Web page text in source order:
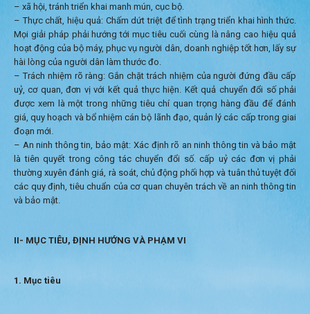
– xã hội, tránh triển khai manh mún, cục bộ.
– Thực chất, hiệu quả: Chấm dứt triệt để tình trạng triển khai hình thức.
Mọi giải pháp phải hướng tới mục tiêu cuối cùng là nâng cao hiệu quả
hoạt động của bộ máy, phục vụ người dân, doanh nghiệp tốt hơn, lấy sự
hài lòng của người dân làm thước đo.
– Trách nhiệm rõ ràng: Gắn chặt trách nhiệm của người đứng đầu cấp
uỷ, cơ quan, đơn vị với kết quả thực hiện. Kết quả chuyển đổi số phải
được xem là một trong những tiêu chí quan trọng hàng đầu để đánh
giá, quy hoạch và bổ nhiệm cán bộ lãnh đạo, quản lý các cấp trong giai
đoạn mới.
– An ninh thông tin, bảo mật: Xác định rõ an ninh thông tin và bảo mật
là tiên quyết trong công tác chuyển đổi số. cấp uỷ các đơn vị phải
thường xuyên đánh giá, rà soát, chủ động phối hợp và tuân thủ tuyệt đối
các quy định, tiêu chuẩn của cơ quan chuyên trách về an ninh thông tin
và bảo mật.
II- MỤC TIÊU, ĐỊNH HƯỚNG VÀ PHẠM VI
1. Mục tiêu